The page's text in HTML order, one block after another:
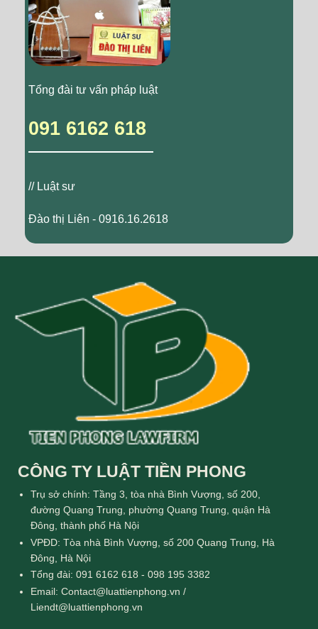
Tổng đài tư vấn pháp luật
091 6162 618
// Luật sư
Đào thị Liên - 0916.16.2618
CÔNG TY LUẬT TIỀN PHONG
Trụ sở chính: Tầng 3, tòa nhà Bình Vượng, số 200,
đường Quang Trung, phường Quang Trung, quận Hà
Đông, thành phố Hà Nội
VPĐD: Tòa nhà Bình Vượng, số 200 Quang Trung, Hà
Đông, Hà Nội
Tổng đài: 091 6162 618 - 098 195 3382
Email: Contact@luattienphong.vn /
Liendt@luattienphong.vn